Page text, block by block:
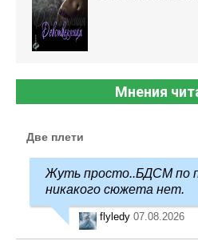
Мнения
Две плети
Жуть просто..БДСМ по
никакого сюжета нет.
flyledy 07.08.2026